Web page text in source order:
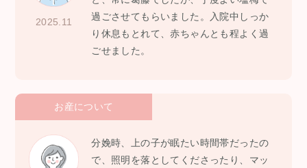
2025.11
過ごさせてもらいました。入院中しっか
り休息もとれて、赤ちゃんとも程よく過
ごせました。
お産について
分娩時、上の子が眠たい時間帯だったの
で、照明を落としてくださったり、マッ